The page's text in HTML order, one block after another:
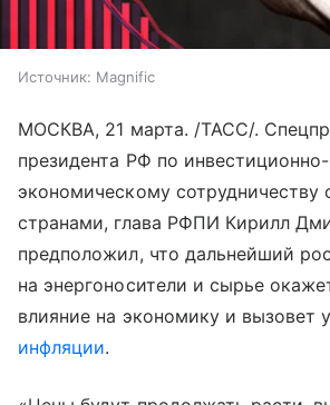
Источник: Magnific
МОСКВА, 21 марта. /ТАСС/.
президента РФ по инвестиционно-
экономическому
странами, глава РФПИ Кирилл
предположил, что дальнейший
на энергоносители и сырье
влияние на экономику и вызовет
инфляции.